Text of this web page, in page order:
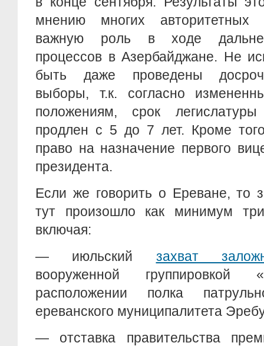
мнению многих авторитетных
важную роль в ходе
процессов в Азербайджане. Не
быть даже проведены
выборы, т.к. согласно
положениям, срок
продлен с 5 до 7 лет. Кроме
право на назначение первого
президента.
Если же говорить о Ереване, то
тут произошло как минимум
включая:
— июльский захват
вооруженной
расположении полка
ереванского муниципалитета
— отставка правительства